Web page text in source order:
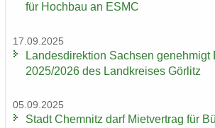
für Hoch­bau an ESMC
17.09.2025
Lan­des­di­rek­ti­on Sach­sen ge­neh­migt
2025/2026 des Land­krei­ses Gör­litz
05.09.2025
Stadt Chem­nitz darf Miet­ver­trag für